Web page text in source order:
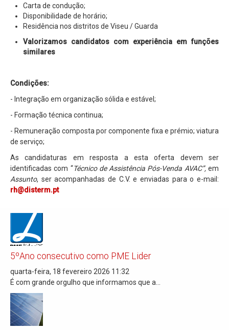
Armazém e Logística
As Nossas Dicas
Novidades
Carta de condução;
Disponibilidade de horário;
Residência nos distritos de Viseu / Guarda
Valorizamos candidatos com experiência em funções
similares
Condições:
- Integração em organização sólida e estável;
- Formação técnica continua;
- Remuneração composta por componente fixa e prémio; viatura
de serviço;
As candidaturas em resposta a esta oferta devem ser
identificadas com “Técnico de Assistência Pós-Venda AVAC”,em
Assunto, ser acompanhadas de C.V. e enviadas para o e-mail:
rh@disterm.pt
5ºAno consecutivo como PME Lider
quarta-feira, 18 fevereiro 2026 11:32
É com grande orgulho que informamos que a...